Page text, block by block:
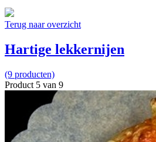
Terug naar overzicht
Hartige lekkernijen
(9 producten)
Product 5 van 9